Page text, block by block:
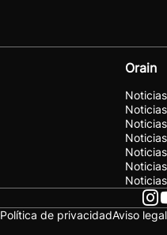
Orain
Política de privacidadAviso legal